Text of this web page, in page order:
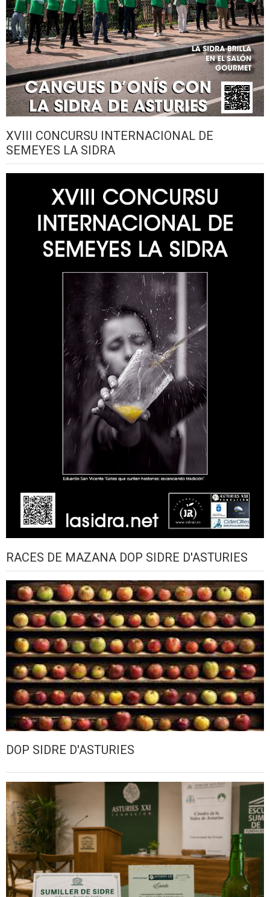
XVIII CONCURSU INTERNACIONAL DE
SEMEYES LA SIDRA
RACES DE MAZANA DOP SIDRE D'ASTURIES
DOP SIDRE D'ASTURIES